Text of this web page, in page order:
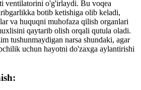
ventilatorini o'g'irlaydi. Bu voqea
botib ketishiga olib keladi,
va huquqni muhofaza qilish organlari
qaytarib olish orqali qutula oladi.
tushunmaydigan narsa shundaki, agar
uchun hayotni do'zaxga aylantirishi